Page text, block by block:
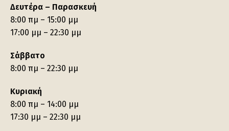
Δευτέρα – Παρασκευή
8:00 πμ – 15:00 μμ
17:00 μμ – 22:30 μμ
Σάββατο
8:00 πμ – 22:30 μμ
Κυριακή
8:00 πμ – 14:00 μμ
17:30 μμ – 22:30 μμ